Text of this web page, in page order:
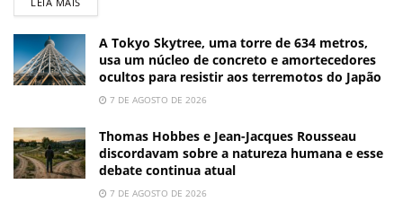
A Tokyo Skytree, uma torre de 634 metros,
usa um núcleo de concreto e amortecedores
ocultos para resistir aos terremotos do Japão
7 DE AGOSTO DE 2026
Thomas Hobbes e Jean-Jacques Rousseau
discordavam sobre a natureza humana e esse
debate continua atual
7 DE AGOSTO DE 2026